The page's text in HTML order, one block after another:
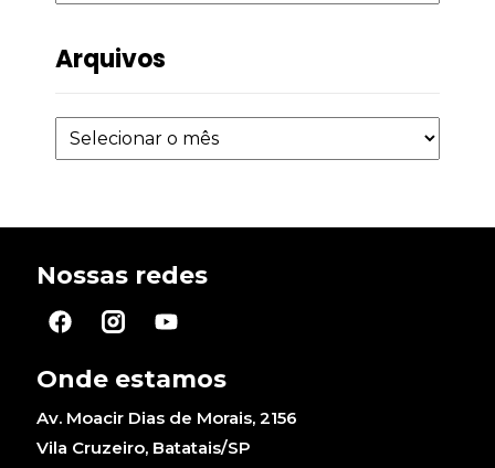
Arquivos
Nossas redes
Onde estamos
Av. Moacir Dias de Morais, 2156
Vila Cruzeiro, Batatais/SP